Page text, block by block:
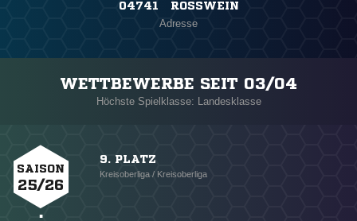
04741 ROSSWEIN
Adresse
WETTBEWERBE SEIT 03/04
Höchste Spielklasse: Landesklasse
SAISON
25/26
9. PLATZ
Kreisoberliga / Kreisoberliga